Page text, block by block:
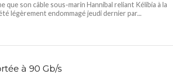
que son câble sous-marin Hannibal reliant Kélibia à la
légèrement endommagé jeudi dernier par...
à 90 Gb/s